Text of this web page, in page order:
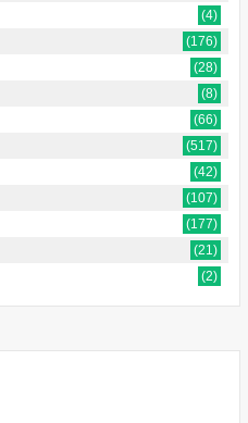
(4)
(176)
(28)
(8)
(66)
(517)
(42)
(107)
(177)
(21)
(2)